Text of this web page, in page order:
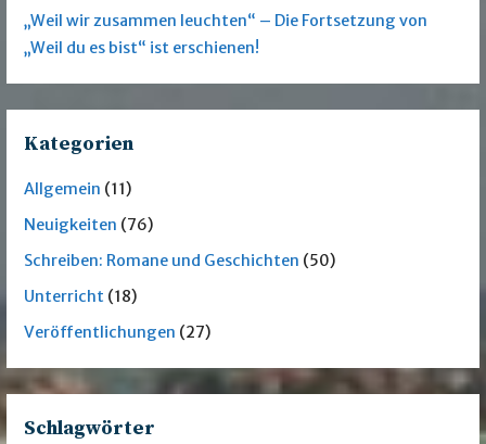
„Weil wir zusammen leuchten“ – Die Fortsetzung von
„Weil du es bist“ ist erschienen!
Kategorien
Allgemein (11)
Neuigkeiten (76)
Schreiben: Romane und Geschichten (50)
Unterricht (18)
Veröffentlichungen (27)
Schlagwörter